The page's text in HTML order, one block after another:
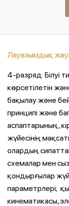
Лауазымдық
4-разряд: Білуі
көрсетілетін
бақылау және
принципі және
аспаптарының,
жүйесінің
олардың
схемалар мен
қондырғылар
параметрлері;
кинематикасы,